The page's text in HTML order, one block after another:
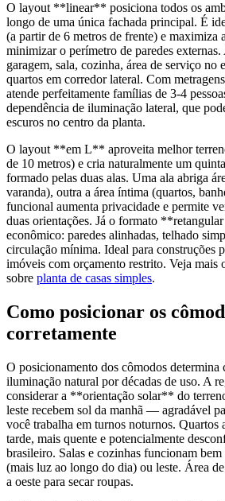
O layout **linear** posiciona todos os
longo de uma única fachada principal. É
(a partir de 6 metros de frente) e maximiza
minimizar o perímetro de paredes externas.
garagem, sala, cozinha, área de serviço
quartos em corredor lateral. Com
atende perfeitamente famílias de 3-4
dependência de iluminação lateral, que
escuros no centro da planta.
O layout **em L** aproveita melhor
de 10 metros) e cria naturalmente um
formado pelas duas alas. Uma ala abriga
varanda), outra a área íntima (quartos,
funcional aumenta privacidade e permite
duas orientações. Já o formato
econômico: paredes alinhadas, telhado
circulação mínima. Ideal para construções
imóveis com orçamento restrito. Veja mais
sobre planta de casas simples.
Como posicionar os
corretamente
O posicionamento dos cômodos determina
iluminação natural por décadas de uso. A
considerar a **orientação solar** do
leste recebem sol da manhã — agradável
você trabalha em turnos noturnos. Quartos
tarde, mais quente e potencialmente
brasileiro. Salas e cozinhas funcionam
(mais luz ao longo do dia) ou leste. Área
a oeste para secar roupas.